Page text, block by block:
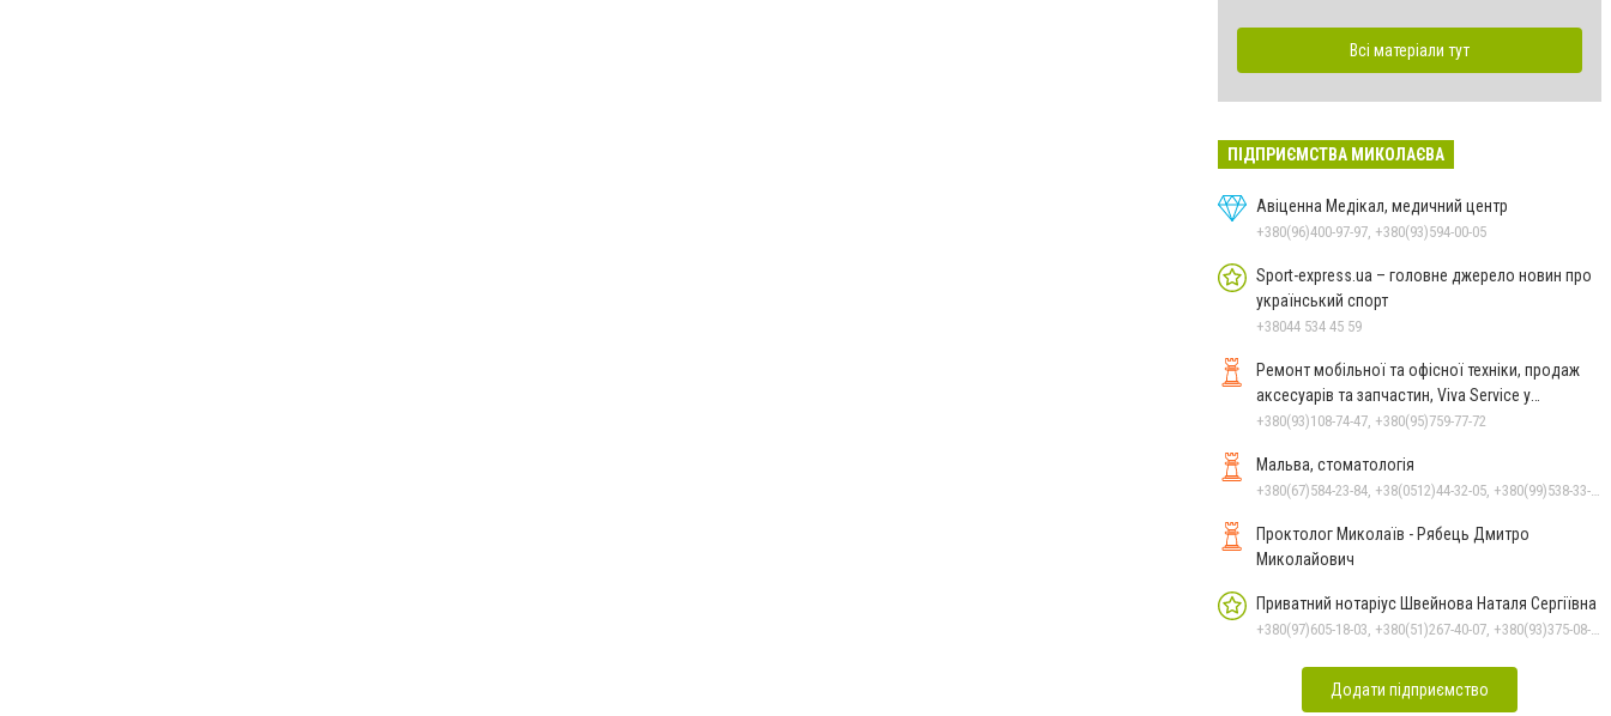
Всі матеріали тут
ПІДПРИЄМСТВА МИКОЛАЄВА
Авіценна Медікал, медичний центр
+380(96)400-97-97, +380(93)594-00-05
Sport-express.ua – головне джерело новин про
український спорт
+38044 534 45 59
Ремонт мобільної та офісної техніки, продаж
аксесуарів та запчастин, Viva Service у
Миколаєві
+380(93)108-74-47, +380(95)759-77-72
Мальва, стоматологія
Проктолог Миколаїв - Рябець Дмитро
Миколайович
Приватний нотаріус Швейнова Наталя Сергіївна
Додати підприємство